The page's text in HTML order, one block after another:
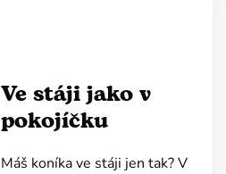
Ve stáji jako v
pokojíčku
Máš koníka ve stáji jen tak? V